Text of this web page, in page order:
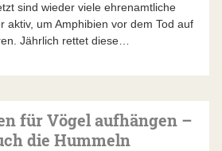
sind wieder viele ehrenamtliche
aktiv, um Amphibien vor dem Tod auf
Jährlich rettet diese…
für Vögel aufhängen –
die Hummeln